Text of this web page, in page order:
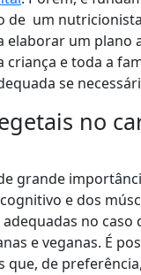
de um
elaborar um plano
criança e toda a
se
no
grande
e dos
no caso
e veganas. É
que, de